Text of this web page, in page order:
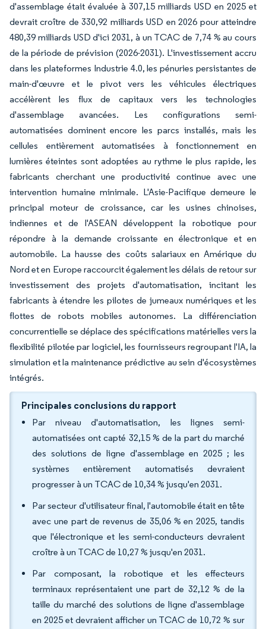
d'assemblage était évaluée à 307,15 milliards USD en 2025 et
devrait croître de 330,92 milliards USD en 2026 pour atteindre
480,39 milliards USD d'ici 2031, à un TCAC de 7,74 % au cours
de la période de prévision (2026-2031). L'investissement accru
dans les plateformes Industrie 4.0, les pénuries persistantes de
main-d'œuvre et le pivot vers les véhicules électriques
accélèrent les flux de capitaux vers les technologies
d'assemblage avancées. Les configurations semi-
automatisées dominent encore les parcs installés, mais les
cellules entièrement automatisées à fonctionnement en
lumières éteintes sont adoptées au rythme le plus rapide, les
fabricants cherchant une productivité continue avec une
intervention humaine minimale. L'Asie-Pacifique demeure le
principal moteur de croissance, car les usines chinoises,
indiennes et de l'ASEAN développent la robotique pour
répondre à la demande croissante en électronique et en
automobile. La hausse des coûts salariaux en Amérique du
Nord et en Europe raccourcit également les délais de retour sur
investissement des projets d'automatisation, incitant les
fabricants à étendre les pilotes de jumeaux numériques et les
flottes de robots mobiles autonomes. La différenciation
concurrentielle se déplace des spécifications matérielles vers la
flexibilité pilotée par logiciel, les fournisseurs regroupant l'IA, la
simulation et la maintenance prédictive au sein d'écosystèmes
intégrés.
Principales conclusions du rapport
Par niveau d'automatisation, les lignes semi-
automatisées ont capté 32,15 % de la part du marché
des solutions de ligne d'assemblage en 2025 ; les
systèmes entièrement automatisés devraient
progresser à un TCAC de 10,34 % jusqu'en 2031.
Par secteur d'utilisateur final, l'automobile était en tête
avec une part de revenus de 35,06 % en 2025, tandis
que l'électronique et les semi-conducteurs devraient
croître à un TCAC de 10,27 % jusqu'en 2031.
Par composant, la robotique et les effecteurs
terminaux représentaient une part de 32,12 % de la
taille du marché des solutions de ligne d'assemblage
en 2025 et devraient afficher un TCAC de 10,72 % sur